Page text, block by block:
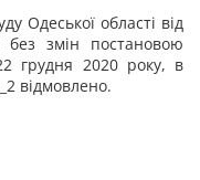
Одеської області від
змін постановою
грудня 2020 року, в
відмовлено.